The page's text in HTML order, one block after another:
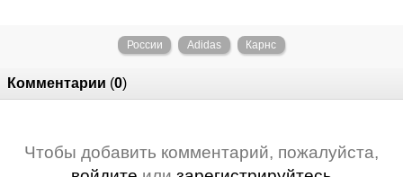
России Adidas Карнс
Комментарии (0)
Чтобы добавить комментарий, пожалуйста,